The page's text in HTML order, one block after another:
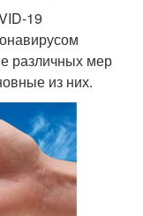
19
различных мер
из них.